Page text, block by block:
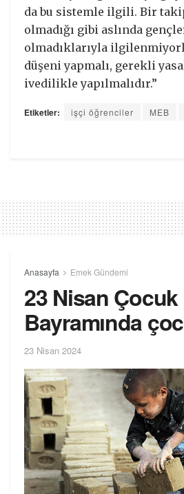
da bu sistemle ilgili. Bir
olmadığı gibi aslında
olmadıklarıyla
düşeni yapmalı, gerekli
ivedilikle yapılmalıdır.”
Etiketler: işçi öğrenciler MEB
Anasayfa Emek Gündemi
23 Nisan Çocuk
Bayramında
23 Nisan 2024